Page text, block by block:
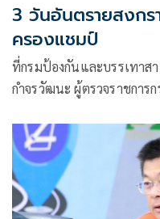
3 วันอันตรายสงก
ครองแชมป์
ที่กรมป้องกันและบรรเทาส
กำจรวัฒนะ ผู้ตรวจราชการ
ลดอุบัติเหตุทางถนน (ศปถ.)